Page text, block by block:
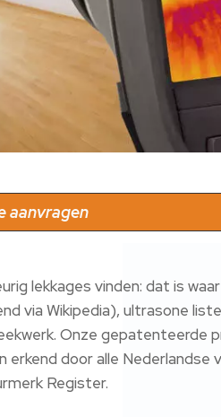
aanvragen
lekkages vinden: dat is
via Wikipedia), ultrasone
Onze gepatenteerde
door alle Nederlandse
Register.